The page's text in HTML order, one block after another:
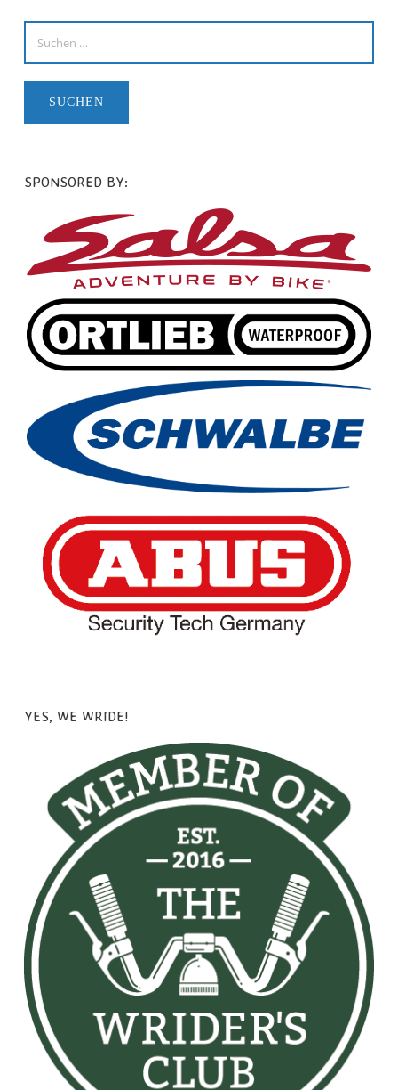
SPONSORED BY:
YES, WE WRIDE!